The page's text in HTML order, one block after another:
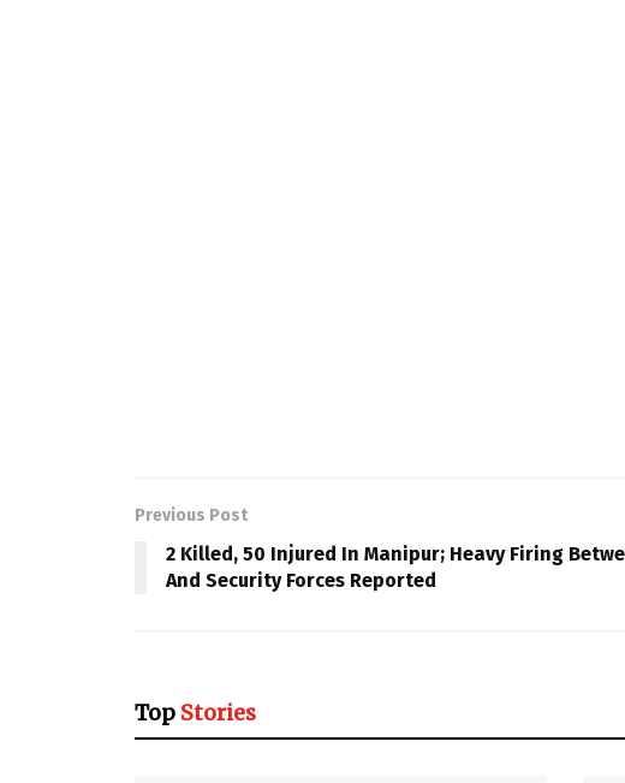
Previous Post
2 Killed, 50 Injured In Manipur; Heavy Firing
And Security Forces Reported
Top Stories